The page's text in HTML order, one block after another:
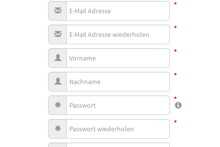
*
*
*
*
*
*